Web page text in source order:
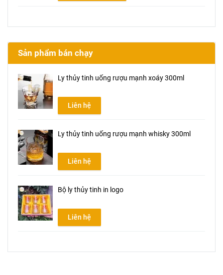
Sản phẩm bán chạy
Ly thủy tinh uống rượu mạnh xoáy 300ml
Liên hệ
Ly thủy tinh uống rượu mạnh whisky 300ml
Liên hệ
Bộ ly thủy tinh in logo
Liên hệ